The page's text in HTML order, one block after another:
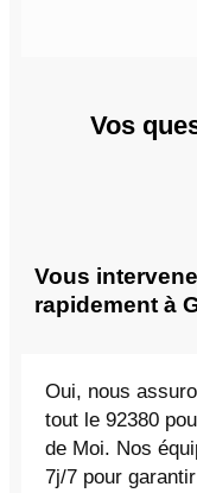
Vos
Vous
rapidement à
Oui, nous
tout le 92380
de Moi. Nos
7j/7 pour